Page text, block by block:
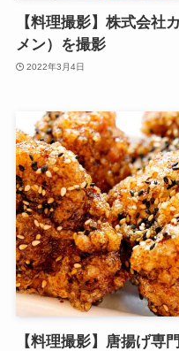
【料理撮影】株式会社
メン）を撮影
2022年3月4日
【料理撮影】唐揚げ専